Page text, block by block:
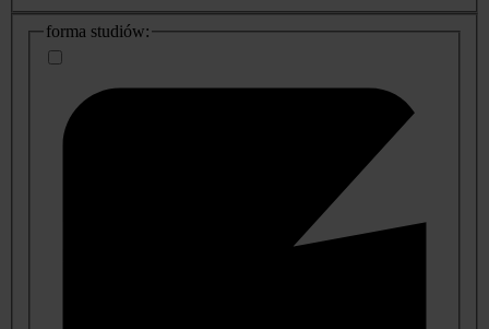
dodatkowe
informacje
forma studiów: